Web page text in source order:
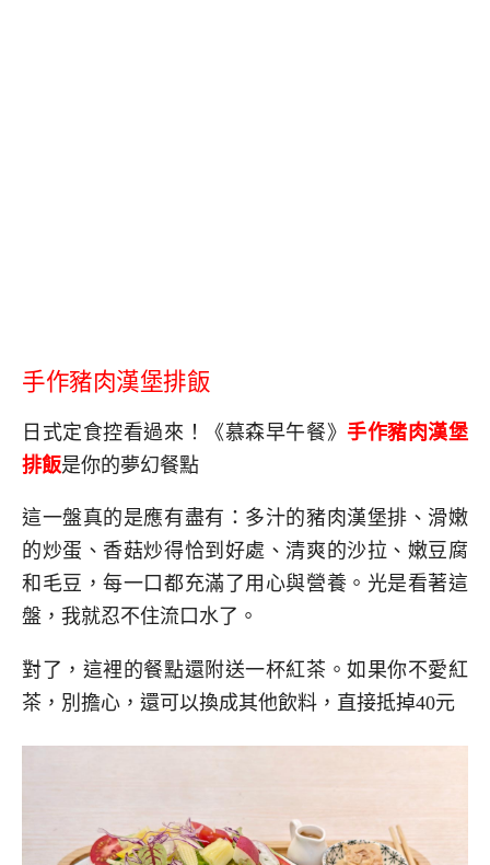
手作豬肉漢堡排飯
日式定食控看過來！《慕森早午餐》手作豬肉漢堡
排飯是你的夢幻餐點
這一盤真的是應有盡有：多汁的豬肉漢堡排、滑嫩
的炒蛋、香菇炒得恰到好處、清爽的沙拉、嫩豆腐
和毛豆，每一口都充滿了用心與營養。光是看著這
盤，我就忍不住流口水了。
對了，這裡的餐點還附送一杯紅茶。如果你不愛紅
茶，別擔心，還可以換成其他飲料，直接抵掉40元